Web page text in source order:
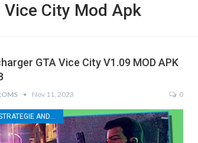
Vice City Mod Apk
GTA Vice City V1.09 MOD APK
Nov 11, 2023 0
JEUX STRATEGIE ANDROID